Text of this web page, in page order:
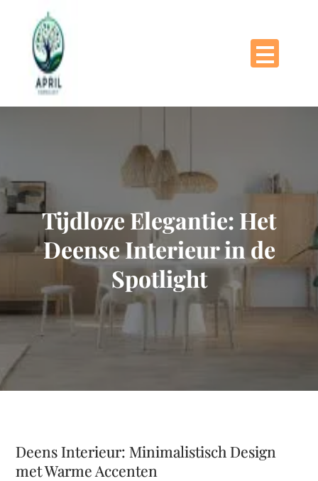
Tijdloze Elegantie: Het
Deense Interieur in de
Spotlight
Deens Interieur: Minimalistisch Design
met Warme Accenten